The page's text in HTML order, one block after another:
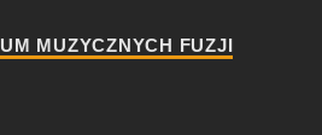
MUZYCZNYCH FUZJI